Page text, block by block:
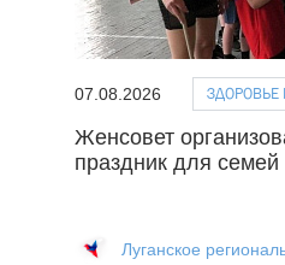
07.08.2026 ЗДОРОВЬЕ
Женсовет
праздник для семей
Луганское